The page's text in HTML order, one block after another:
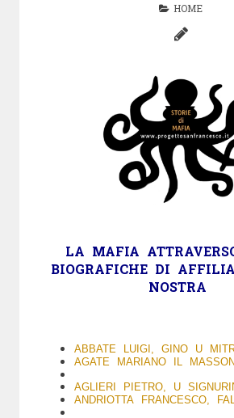
HOME
LA MAFIA
BIOGRAFICHE DI
NOSTRA
ABBATE LUIGI, GINO U
AGATE MARIANO IL
AGLIERI PIETRO, U
ANDRIOTTA FRANCESCO,